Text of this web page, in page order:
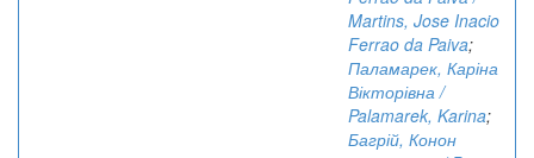
Martins, Jose Inacio
Ferrao da Paiva;
Паламарек, Каріна
Вікторівна /
Palamarek, Karina;
Багрій, Конон